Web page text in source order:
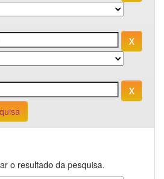
o resultado da pesquisa.